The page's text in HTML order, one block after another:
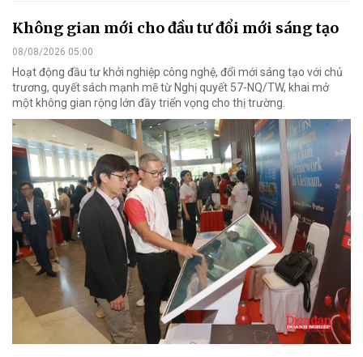
Không gian mới cho đầu tư đổi mới sáng tạo
08/08/2026 05:00
Hoạt động đầu tư khởi nghiệp công nghệ, đổi mới sáng tạo với chủ
trương, quyết sách mạnh mẽ từ Nghị quyết 57-NQ/TW, khai mở
một không gian rộng lớn đầy triển vọng cho thị trường.